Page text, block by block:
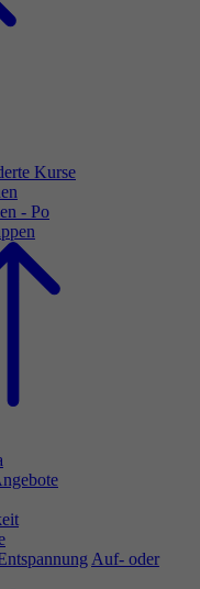
Kurse
- Po
Auf- oder